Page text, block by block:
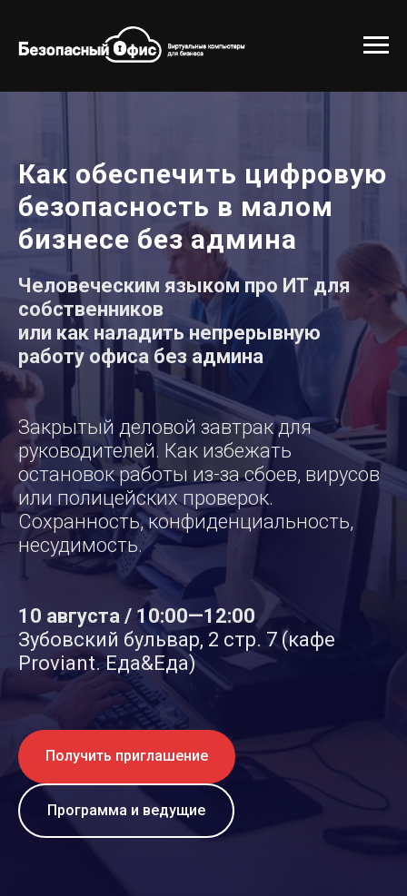
Как обеспечить цифровую
безопасность в малом
бизнесе без админа
Человеческим языком про ИТ для
собственников
или как наладить непрерывную
работу офиса без админа
Закрытый деловой завтрак для
руководителей. Как избежать
остановок работы из-за сбоев, вирусов
или полицейских проверок.
Сохранность, конфиденциальность,
несудимость.
10 августа / 10:00—12:00
Зубовский бульвар, 2 стр. 7 (кафе
Proviant. Еда&Еда)
Получить приглашение
Программа и ведущие